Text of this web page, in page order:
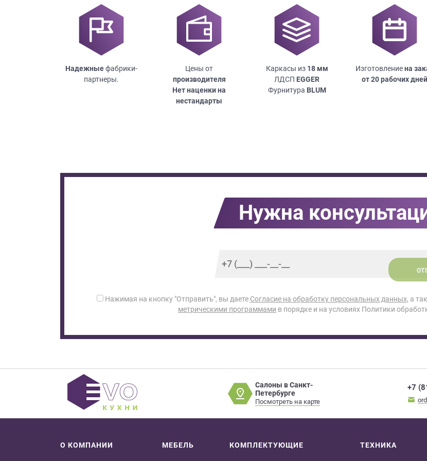
Надежныефабрики-
партнеры.
Цены от
производителя
Нет наценки на
нестандарты
Каркасы из 18мм
ЛДСП EGGER
Фурнитура BLUM
Изготовлениена
от 20 рабочих дней
Нужна
Нажимая на кнопку "Отправить", вы даете Согласие на обработку персональных данных, а
метрическими программами в порядке и на условиях Политики
Салоны в Санкт-
Петербурге
Посмотреть на карте
+7
О КОМПАНИИ МЕБЕЛЬ КОМПЛЕКТУЮЩИЕ ТЕХНИКА